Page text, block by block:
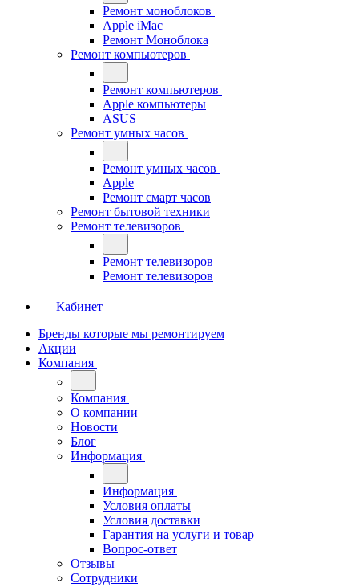
Ремонт моноблоков
Apple iMac
Ремонт Моноблока
Ремонт компьютеров
Ремонт компьютеров
Apple компьютеры
ASUS
Ремонт умных часов
Ремонт умных часов
Apple
Ремонт смарт часов
Ремонт бытовой техники
Ремонт телевизоров
Ремонт телевизоров
Ремонт телевизоров
Кабинет
Бренды которые мы ремонтируем
Акции
Компания
Компания
О компании
Новости
Блог
Информация
Информация
Условия оплаты
Условия доставки
Гарантия на услуги и товар
Вопрос-ответ
Отзывы
Сотрудники